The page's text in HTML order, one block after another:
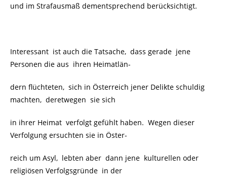
und im Strafausmaß dementsprechend berücksichtigt.
Interessant ist auch die Tatsache, dass gerade jene
Personen die aus ihren Heimatlän-
dern flüchteten, sich in Österreich jener Delikte schuldig
machten, deretwegen sie sich
in ihrer Heimat verfolgt gefühlt haben. Wegen dieser
Verfolgung ersuchten sie in Öster-
reich um Asyl, lebten aber dann jene kulturellen oder
religiösen Verfolgsgründe in der